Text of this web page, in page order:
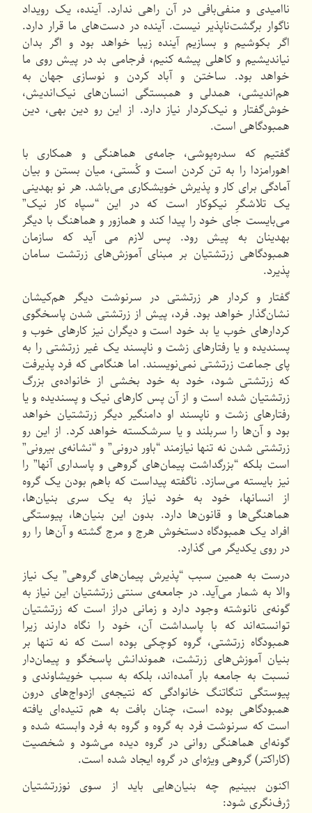
ناامیدی و منفی‌بافی در آن راهی ندارد. آینده، یک رویداد
ناگوار برگشت‌ناپذیر نیست. آینده در دست‌های ما قرار دارد.
اگر بكوشیم و بسازیم آینده زیبا خواهد بود و اگر بدان
نیاندیشیم و كاهلی پیشه كنیم، فرجامی بد در پیش روی ما
خواهد بود. ساختن و آباد كردن و نوسازی جهان به
هم‌اندیشی، همدلی و همبستگی انسان‌های نیک‌اندیش،
خوش‌گفتار و نیک‌كردار نیاز دارد. از این رو دین بهی، دین
همبودگاهی است.
گفتیم كه سدره‌پوشی، جامه‌ی هماهنگی و همکاری با
اهورامزدا را به تن كردن است و كُستی، میان بستن و بیان
آمادگی برای کار و پذیرش خویشکاری می‌باشد. هر نو بهدینی
یک تلاشگرِ نیکوکار است كه در این “سپاه كار نیک”
می‌بایست جای خود را پیدا كند و همازور و هماهنگ با دیگر
بهدینان به پیش رود. پس لازم می آید كه سازمان
همبودگاهی زرتشتیان بر مبنای آموزش‌های زرتشت سامان
پذیرد.
گفتار و كردار هر زرتشتی در سرنوشت دیگر هم‌كیشان
نشان‌گذار خواهد بود. فرد، پیش از زرتشتی شدن پاسخگوی
كردارهای خوب یا بد خود است و دیگران نیز كارهای خوب و
پسندیده و یا رفتارهای زشت و ناپسند یک غیر زرتشتی را به
پای جماعت زرتشتی نمی‌نویسند. اما هنگامی كه فرد پذیرفت
كه زرتشتی شود، خود به خود بخشی از خانواده‌ی بزرگ
زرتشتیان شده است و از آن پس كارهای نیک و پسندیده و یا
رفتارهای زشت و ناپسند او دامنگیر دیگر زرتشتیان خواهد
بود و آن‌ها را سربلند و یا سرشكسته خواهد كرد. از این رو
زرتشتی شدن نه تنها نیازمند “باور درونی” و “نشانه‌ی بیرونی”
است بلكه “بزرگداشت پیمان‌های گروهی و پاسداری آنها” را
نیز بایسته می‌سازد. ناگفته پیداست كه باهم بودن یک گروه
از انسانها، خود به خود نیاز به یک سری بنیان‌ها،
هماهنگی‌ها و قانون‌ها دارد. بدون این بنیان‌ها، پیوستگی
افراد یک همبودگاه دستخوش هرج و مرج گشته و آن‌ها را رو
در روی یكدیگر می گذارد.
درست به همین سبب “پذیرش پیمان‌های گروهی” یک نیاز
والا به شمار می‌آید. در جامعه‌ی سنتی زرتشتیان این نیاز به
گونه‌ی نانوشته وجود دارد و زمانی دراز است كه زرتشتیان
توانسته‌اند كه با پاسداشت آن، خود را نگاه دارند زیرا
همبودگاه زرتشتی، گروه كوچكی بوده است كه نه تنها بر
بنیان آموزش‌های زرتشت، هموندانش پاسخگو و پیمان‌دار
نسبت به جامعه بار آمده‌اند، بلكه به سبب خویشاوندی و
پیوستگی تنگاتنگ خانوادگی كه نتیجه‌ی ازدواج‌های درون
همبودگاهی بوده است، چنان بافت به هم تنیده‌ای یافته
است كه سرنوشت فرد به گروه و گروه به فرد وابسته شده و
گونه‌ای هماهنگی روانی در گروه دیده می‌شود و شخصیت
(كاراكتر) گروهی ویژه‌ای در گروه ایجاد شده است.
اكنون ببینیم چه بنیان‌هایی باید از سوی نوزرتشتیان
ژرف‌نگری شود: